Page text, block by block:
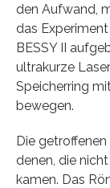
den Aufwand,
das
BESSY II
ultrakurze
Speicherring
bewegen.
Die
denen, die
kamen. Das